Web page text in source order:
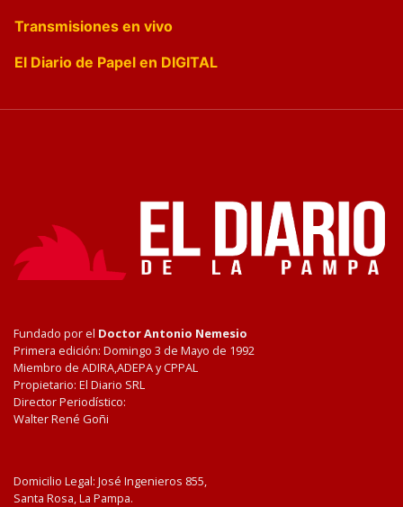
Transmisiones en vivo
El Diario de Papel en DIGITAL
Fundado por el Doctor Antonio Nemesio
Primera edición: Domingo 3 de Mayo de 1992
Miembro de ADIRA,ADEPA y CPPAL
Propietario: El Diario SRL
Director Periodístico:
Walter René Goñi
Domicilio Legal: José Ingenieros 855,
Santa Rosa, La Pampa.